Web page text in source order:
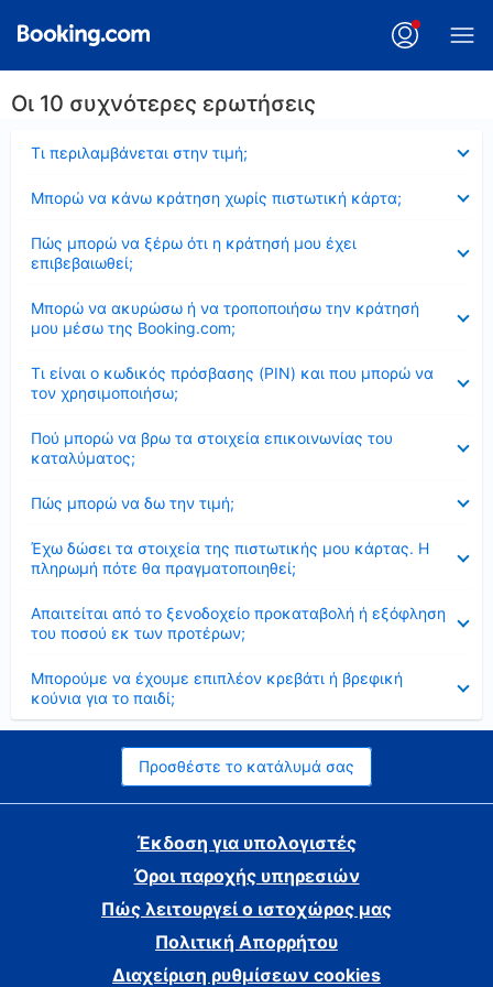
Οι 10 συχνότερες ερωτήσεις
Τι περιλαμβάνεται στην τιμή;
Μπορώ να κάνω κράτηση χωρίς πιστωτική κάρτα;
Πώς μπορώ να ξέρω ότι η κράτησή μου έχει
επιβεβαιωθεί;
Μπορώ να ακυρώσω ή να τροποποιήσω την κράτησή
μου μέσω της Booking.com;
Τι είναι ο κωδικός πρόσβασης (PIN) και που μπορώ να
τον χρησιμοποιήσω;
Πού μπορώ να βρω τα στοιχεία επικοινωνίας του
καταλύματος;
Πώς μπορώ να δω την τιμή;
Έχω δώσει τα στοιχεία της πιστωτικής μου κάρτας. Η
πληρωμή πότε θα πραγματοποιηθεί;
Απαιτείται από το ξενοδοχείο προκαταβολή ή εξόφληση
του ποσού εκ των προτέρων;
Μπορούμε να έχουμε επιπλέον κρεβάτι ή βρεφική
κούνια για το παιδί;
Προσθέστε το κατάλυμά σας
Έκδοση για υπολογιστές
Όροι παροχής υπηρεσιών
Πώς λειτουργεί ο ιστοχώρος μας
Πολιτική Απορρήτου
Διαχείριση ρυθμίσεων cookies